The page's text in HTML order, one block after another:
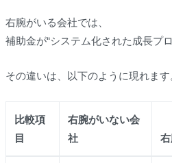
右腕がいる会社では、
補助金が“システム化された成長プ
その違いは、以下のように現れます
比較項
目
右腕がいない会
社